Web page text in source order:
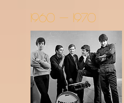
1960 - 1970